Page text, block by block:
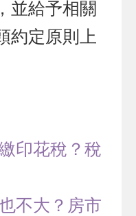
並給予相關
約定原則上
印花稅？稅
不大？房市